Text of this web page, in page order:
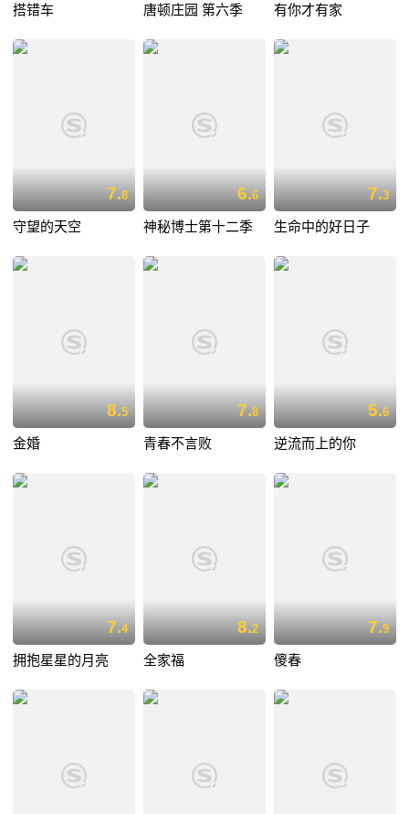
搭错车 唐顿庄园 第六季 有你才有家
7.8
守望的天空
6.6
神秘博士第十二季
7.3
生命中的好日子
8.5
金婚
7.8
青春不言败
5.6
逆流而上的你
7.4
拥抱星星的月亮
8.2
全家福
7.9
傻春